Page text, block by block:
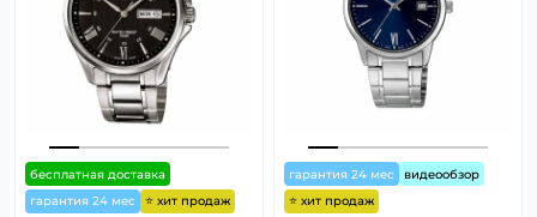
бесплатная доставка
гарантия 24 мес
⭐ хит продаж
гарантия 24 мес
видеообзор
⭐ хит продаж